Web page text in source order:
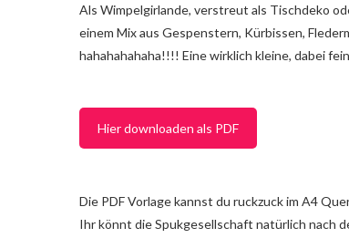
Als Wimpelgirlande, verstreut als Tischdeko
einem Mix aus Gespenstern, Kürbissen,
hahahahahaha!!!! Eine wirklich kleine, dabei
Hier downloaden als PDF
Die PDF Vorlage kannst du ruckzuck im A4
Ihr könnt die Spukgesellschaft natürlich nach